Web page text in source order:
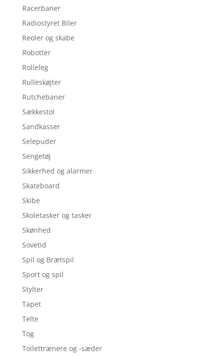
Racerbaner
Radiostyret Biler
Reoler og skabe
Robotter
Rolleleg
Rulleskøjter
Rutchebaner
Sækkestol
Sandkasser
Selepuder
Sengetøj
Sikkerhed og alarmer
Skateboard
Skibe
Skoletasker og tasker
Skønhed
Sovetid
Spil og Brætspil
Sport og spil
Stylter
Tapet
Telte
Tog
Toilettrænere og -sæder